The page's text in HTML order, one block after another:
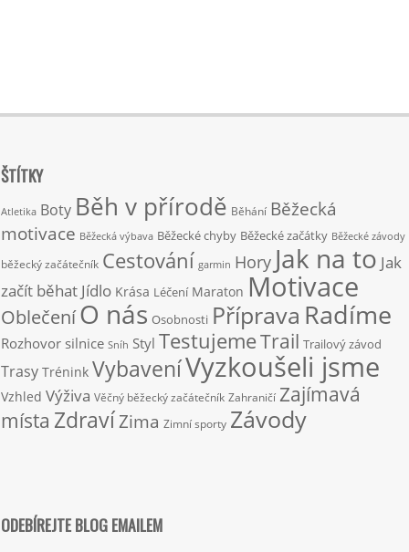
ŠTÍTKY
Atletika Boty Běh v přírodě Běhání Běžecká
motivace Běžecká výbava Běžecké chyby Běžecké začátky Běžecké závody
běžecký začátečník Cestování garmin Hory Jak na to Jak
začít běhat Jídlo Krása Léčení Maraton Motivace
OblečeníO nás Osobnosti Příprava Radíme
Rozhovor silnice Sníh Styl TestujemeTrail Trailový závod
Trasy Trénink VybaveníVyzkoušeli jsme
Vzhled Výživa Věčný běžecký začátečník Zahraničí Zajímavá
místa ZdravíZima Zimní sporty Závody
ODEBÍREJTE BLOG EMAILEM